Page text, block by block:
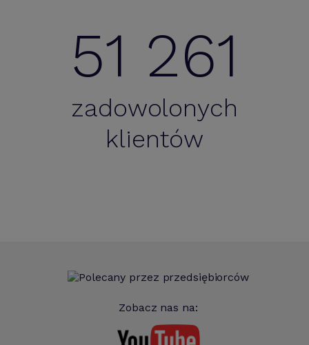
51 261
zadowolonych
klientów
Zobacz nas na: